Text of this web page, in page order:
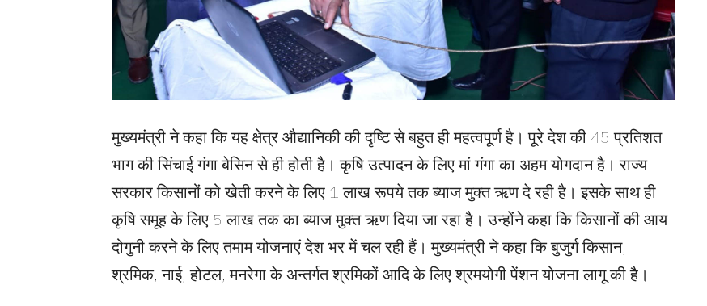
मुख्यमंत्री ने कहा कि यह क्षेत्र औद्यानिकी की दृष्टि से बहुत ही महत्वपूर्ण है। पूरे देश की 45 प्रतिशत
भाग की सिंचाई गंगा बेसिन से ही होती है। कृषि उत्पादन के लिए मां गंगा का अहम योगदान है। राज्य
सरकार किसानों को खेती करने के लिए 1 लाख रूपये तक ब्याज मुक्त ऋण दे रही है। इसके साथ ही
कृषि समूह के लिए 5 लाख तक का ब्याज मुक्त ऋण दिया जा रहा है। उन्होंने कहा कि किसानों की आय
दोगुनी करने के लिए तमाम योजनाएं देश भर में चल रही हैं। मुख्यमंत्री ने कहा कि बुजुर्ग किसान,
श्रमिक, नाई, होटल, मनरेगा के अन्तर्गत श्रमिकों आदि के लिए श्रमयोगी पेंशन योजना लागू की है।